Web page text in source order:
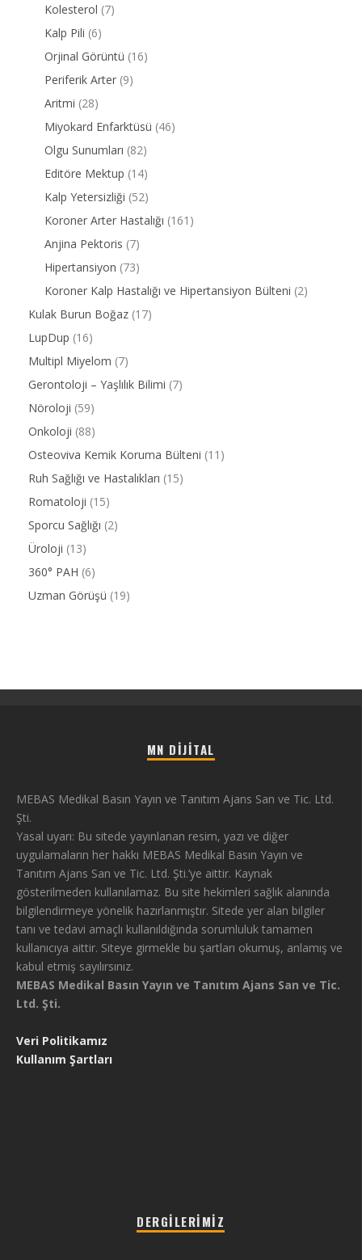
Kolesterol (7)
Kalp Pili (6)
Orjinal Görüntü (16)
Periferik Arter (9)
Aritmi (28)
Miyokard Enfarktüsü (46)
Olgu Sunumları (82)
Editöre Mektup (14)
Kalp Yetersizliği (52)
Koroner Arter Hastalığı (161)
Anjina Pektoris (7)
Hipertansiyon (73)
Koroner Kalp Hastalığı ve Hipertansiyon Bülteni (2)
Kulak Burun Boğaz (17)
LupDup (16)
Multipl Miyelom (7)
Gerontoloji – Yaşlılık Bilimi (7)
Nöroloji (59)
Onkoloji (88)
Osteoviva Kemik Koruma Bülteni (11)
Ruh Sağlığı ve Hastalıkları (15)
Romatoloji (15)
Sporcu Sağlığı (2)
Üroloji (13)
360° PAH (6)
Uzman Görüşü (19)
MN DIJITAL
MEBAS Medikal Basın Yayın ve Tanıtım Ajans San ve Tic. Ltd.
Şti.
Yasal uyarı: Bu sitede yayınlanan resim, yazı ve diğer
uygulamaların her hakkı MEBAS Medikal Basın Yayın ve
Tanıtım Ajans San ve Tic. Ltd. Şti.’ye aittir. Kaynak
gösterilmeden kullanılamaz. Bu site hekimleri sağlık alanında
bilgilendirmeye yönelik hazırlanmıştır. Sitede yer alan bilgiler
tanı ve tedavi amaçlı kullanıldığında sorumluluk tamamen
kullanıcıya aittir. Siteye girmekle bu şartları okumuş, anlamış ve
kabul etmiş sayılırsınız.
MEBAS Medikal Basın Yayın ve Tanıtım Ajans San ve Tic.
Ltd. Şti.
Veri Politikamız
Kullanım Şartları
DERGILERIMIZ